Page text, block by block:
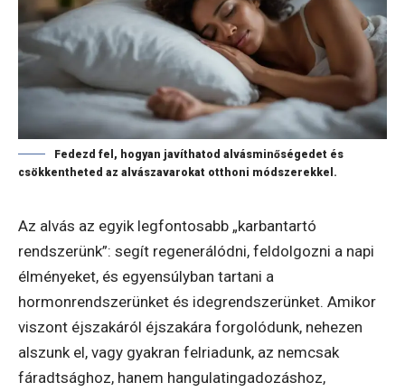
Fedezd fel, hogyan javíthatod alvásminőségedet és
csökkentheted az alvászavarokat otthoni módszerekkel.
Az alvás az egyik legfontosabb „karbantartó
rendszerünk”: segít regenerálódni, feldolgozni a napi
élményeket, és egyensúlyban tartani a
hormonrendszerünket és idegrendszerünket. Amikor
viszont éjszakáról éjszakára forgolódunk, nehezen
alszunk el, vagy gyakran felriadunk, az nemcsak
fáradtsághoz, hanem hangulatingadozáshoz,